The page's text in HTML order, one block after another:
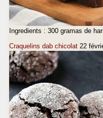
Ingredients : 300 gramas de
Craquelins dab chicolat 22